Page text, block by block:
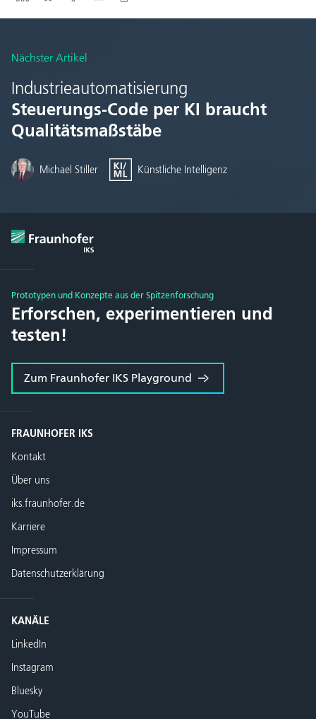
Nächster Artikel
Industrieautomatisierung
Steuerungs-Code per KI braucht
Qualitätsmaßstäbe
Michael Stiller Künstliche Intelligenz
Prototypen und Konzepte aus der Spitzenforschung
Erforschen, experimentieren und
testen!
Zum Fraunhofer IKS Playground
FRAUNHOFER IKS
Kontakt
Über uns
iks.fraunhofer.de
Karriere
Impressum
Datenschutzerklärung
KANÄLE
LinkedIn
Instagram
Bluesky
YouTube